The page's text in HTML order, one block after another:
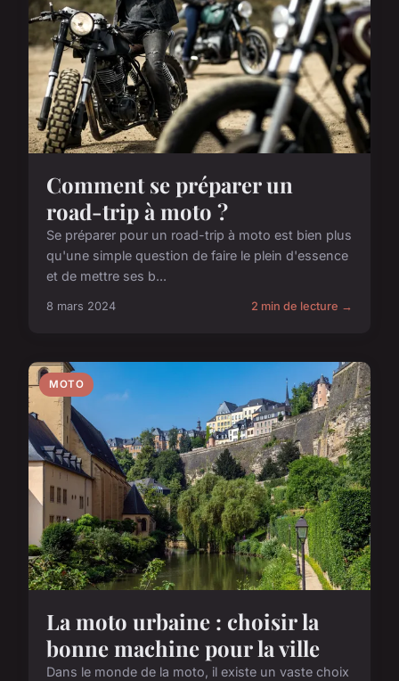
Comment se préparer un
road-trip à moto ?
Se préparer pour un road-trip à moto est bien plus
qu'une simple question de faire le plein d'essence
et de mettre ses b...
8 mars 2024 2 min de lecture →
MOTO
La moto urbaine : choisir la
bonne machine pour la ville
Dans le monde de la moto, il existe un vaste choix